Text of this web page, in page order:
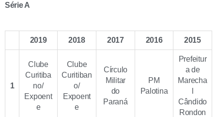
Série A
2019 2018 2017 2016 2015
1
Clube
Curitiba
no/
Expoent
e
Clube
Curitiban
o/
Expoent
e
Círculo
Militar
do
Paraná
PM
Palotina
Prefeitur
a de
Marecha
Cândido
Rondon